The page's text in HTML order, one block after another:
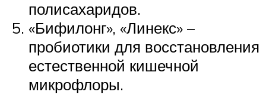
полисахаридов.
«Бифилонг», «Линекс» –
пробиотики для восстановления
естественной кишечной
микрофлоры.